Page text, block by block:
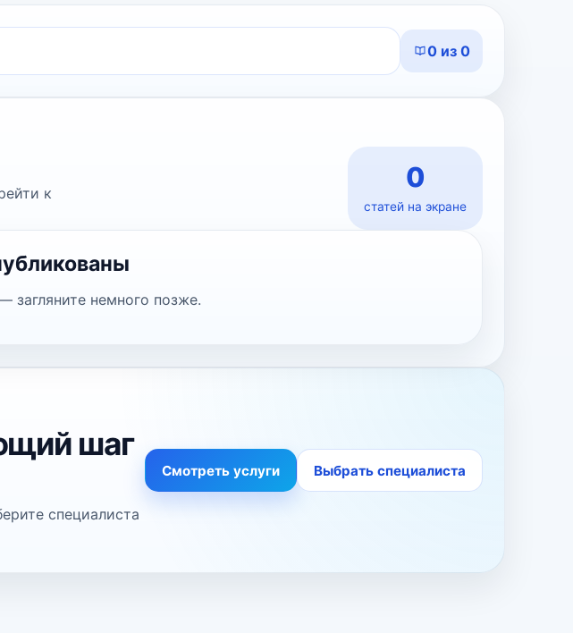
0 из 0
к
0
статей на экране
немного позже.
шаг
специалиста
Смотреть услуги Выбрать специалиста